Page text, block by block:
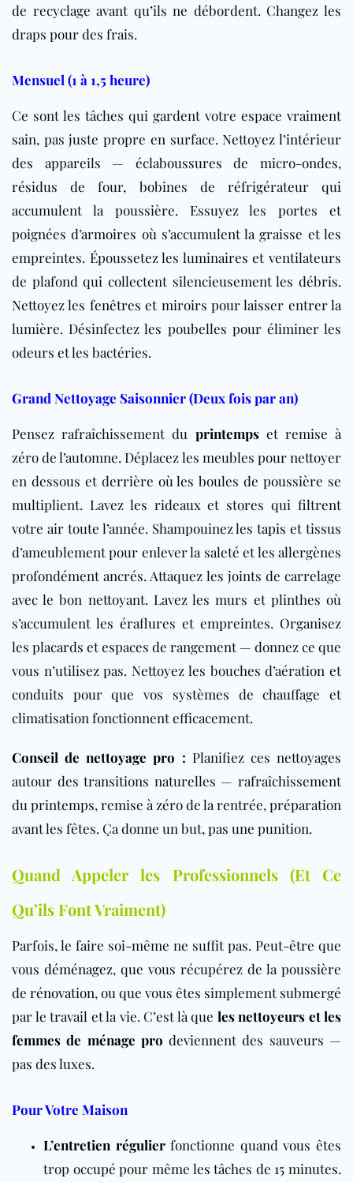
de recyclage avant qu’ils ne débordent. Changez les
draps pour des frais.
Mensuel (1 à 1,5 heure)
Ce sont les tâches qui gardent votre espace vraiment
sain, pas juste propre en surface. Nettoyez l’intérieur
des appareils — éclaboussures de micro-ondes,
résidus de four, bobines de réfrigérateur qui
accumulent la poussière. Essuyez les portes et
poignées d’armoires où s’accumulent la graisse et les
empreintes. Époussetez les luminaires et ventilateurs
de plafond qui collectent silencieusement les débris.
Nettoyez les fenêtres et miroirs pour laisser entrer la
lumière. Désinfectez les poubelles pour éliminer les
odeurs et les bactéries.
Grand Nettoyage Saisonnier (Deux fois par an)
Pensez rafraîchissement du printempset remise à
zéro de l’automne. Déplacez les meubles pour nettoyer
en dessous et derrière où les boules de poussière se
multiplient. Lavez les rideaux et stores qui filtrent
votre air toute l’année. Shampouinez lestapis et tissus
d’ameublement pour enlever la saleté et les allergènes
profondément ancrés. Attaquez les joints de carrelage
avec le bon nettoyant. Lavez les murs et plinthes où
s’accumulent les éraflures et empreintes. Organisez
les placards et espaces de rangement — donnez ce que
vous n’utilisez pas. Nettoyez les bouches d’aération et
conduits pour que vos systèmes de chauffage et
climatisation fonctionnent efficacement.
Conseil de nettoyage pro : Planifiez ces nettoyages
autour des transitions naturelles — rafraîchissement
du printemps, remise à zéro de la rentrée, préparation
avant les fêtes. Ça donne un but, pas une punition.
Quand Appeler les Professionnels (Et Ce
Qu’ils Font Vraiment)
Parfois, le faire soi-même ne suffit pas. Peut-être que
vous déménagez, que vous récupérez de la poussière
de rénovation, ou que vous êtes simplement submergé
par le travail et la vie. C’est là que les nettoyeurs et les
femmes de ménage pro deviennent des sauveurs —
pas des luxes.
Pour Votre Maison
L’entretien régulierfonctionne quand vous êtes
trop occupé pour même les tâches de 15 minutes.